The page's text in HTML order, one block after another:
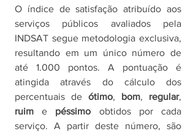
O índice de satisfação atribuído aos
serviços públicos avaliados pela
INDSAT segue metodologia exclusiva,
resultando em um único número de
até 1.000 pontos. A pontuação é
atingida através do cálculo dos
percentuais de ótimo, bom, regular
ruim e péssimo obtidos por cada
serviço. A partir deste número, são